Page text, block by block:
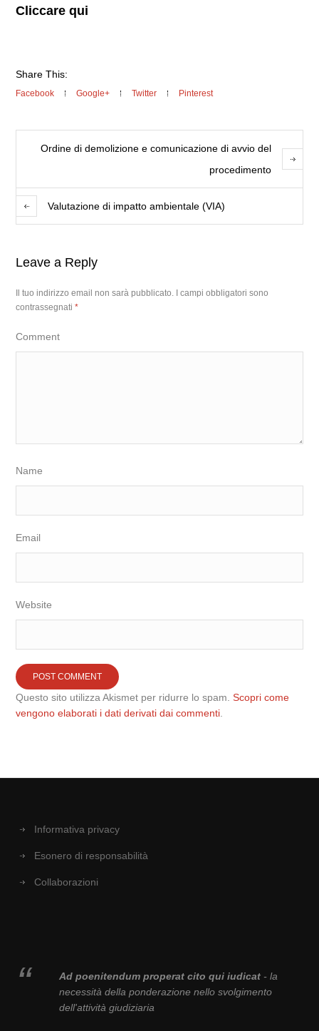
Cliccare qui
Share This:
Facebook Google+ Twitter Pinterest
Ordine di demolizione e comunicazione di avvio del
procedimento
Valutazione di impatto ambientale (VIA)
Leave a Reply
Il tuo indirizzo email non sarà pubblicato.
I campi obbligatori sono
contrassegnati*
Comment
Name
Email
Website
Questo sito utilizza Akismet per ridurre lo spam.Scopri come
vengono elaborati i dati derivati dai commenti
Informativa privacy
Esonero di responsabilità
Collaborazioni
Ad poenitendum properat cito qui iudicat- la
necessità della ponderazione nello svolgimento
dell'attività giudiziaria